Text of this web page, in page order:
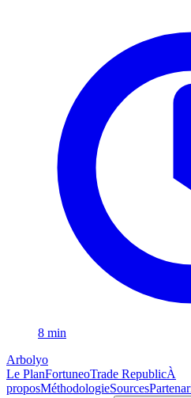
8 min
Arbolyo
Le PlanFortuneoTrade RepublicÀ
proposMéthodologieSources